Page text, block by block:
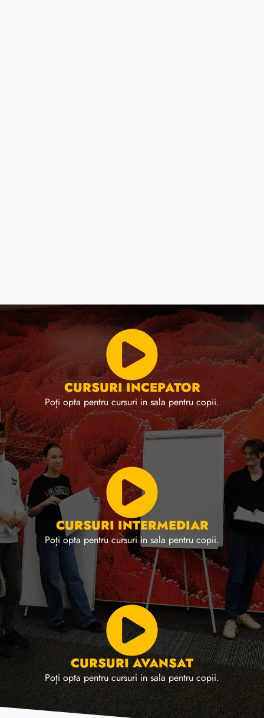
CURSURI INCEPATOR
Poți opta pentru cursuri in sala pentru copii.
CURSURI INTERMEDIAR
Poți opta pentru cursuri in sala pentru copii.
CURSURI AVANSAT
Poți opta pentru cursuri in sala pentru copii.